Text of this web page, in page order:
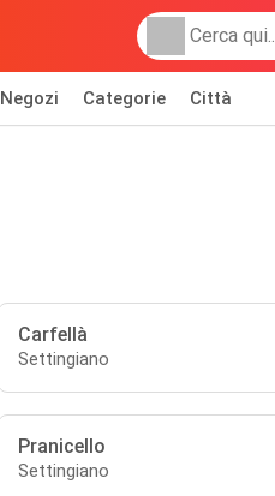
Negozi Categorie Città
Carfellà
Settingiano
Pranicello
Settingiano